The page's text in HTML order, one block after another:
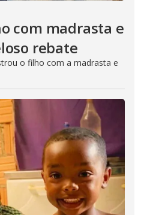
com madrasta e
rebate
o filho com a madrasta e